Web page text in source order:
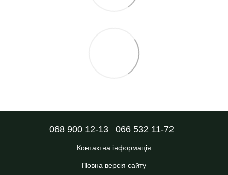
068 900 12-13 066 532 11-72
Контактна інформація
Повна версія сайту